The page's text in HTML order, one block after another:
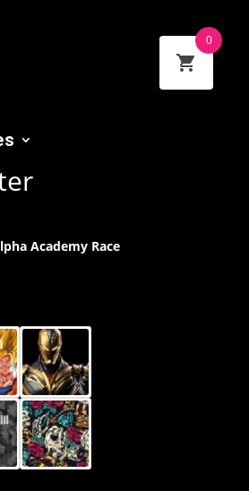
Academy Race
0